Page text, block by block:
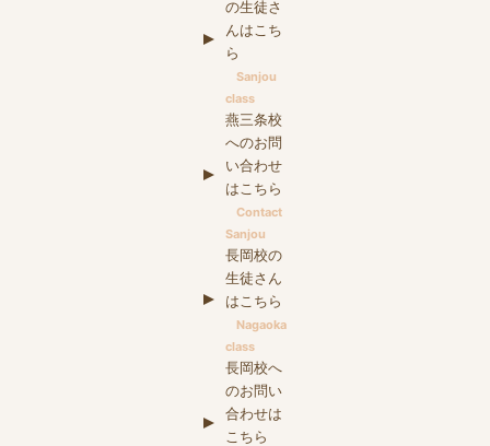
の生徒さ
んはこち
ら
Sanjou
class
燕三条校
へのお問
い合わせ
はこちら
Contact
Sanjou
長岡校の
生徒さん
はこちら
Nagaoka
class
長岡校へ
のお問い
合わせは
こちら